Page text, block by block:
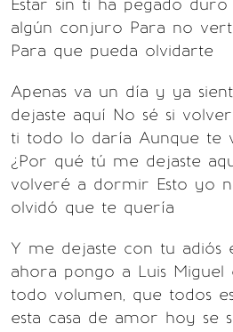
Estar sin ti ha pegado
algún conjuro Para no
Para que pueda olvidarte
Apenas va un día y ya
dejaste aquí No sé si
ti todo lo daría Aunque te
¿Por qué tú me dejaste
volveré a dormir Esto yo
olvidó que te quería
Y me dejaste con tu adiós
ahora pongo a Luis Miguel
todo volumen, que todos
esta casa de amor hoy se